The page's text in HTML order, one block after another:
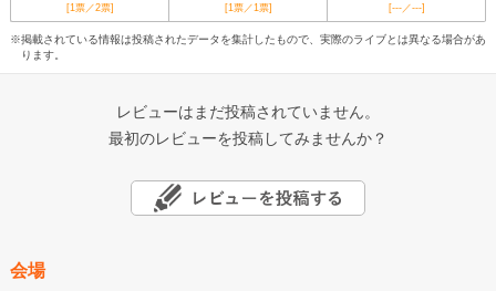
[1票／2票] [1票／1票] [---／---]
※掲載されている情報は投稿されたデータを集計したもので、実際のライブとは異なる場合があ
ります。
レビューはまだ投稿されていません。
最初のレビューを投稿してみませんか？
会場